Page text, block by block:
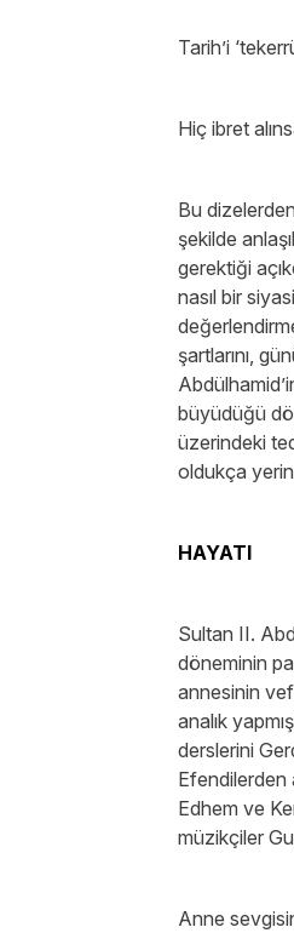
Tarih’i
Hiç ibret
Bu
şekilde
gerektiği
nasıl bir
şartlarını,
büyüdüğü
üzerindeki
oldukça
HAYATI
Sultan II.
döneminin
annesinin
analık
derslerini
Efendilerden
Edhem ve
müzikçiler
Anne